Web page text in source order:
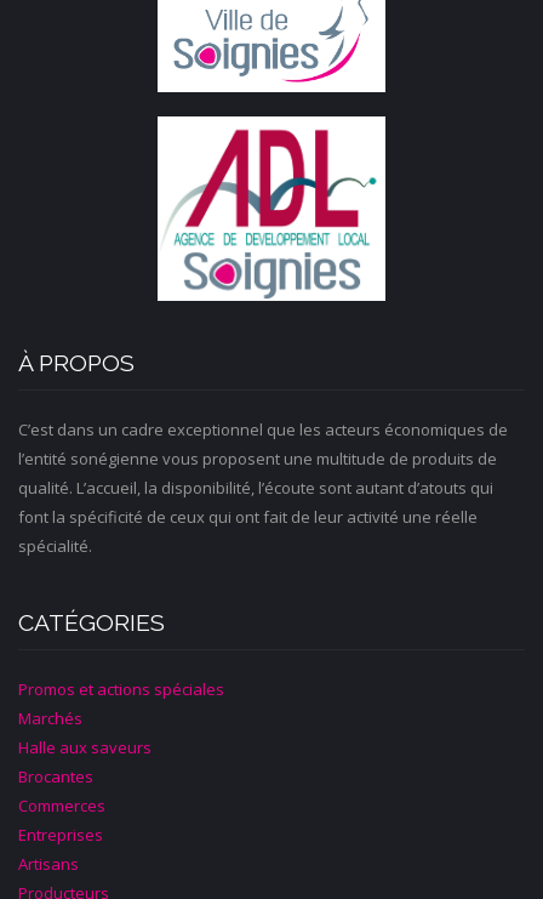
À PROPOS
C’est dans un cadre exceptionnel que les acteurs économiques de
l’entité sonégienne vous proposent une multitude de produits de
qualité. L’accueil, la disponibilité, l’écoute sont autant d’atouts qui
font la spécificité de ceux qui ont fait de leur activité une réelle
spécialité.
CATÉGORIES
Promos et actions spéciales
Marchés
Halle aux saveurs
Brocantes
Commerces
Entreprises
Artisans
Producteurs